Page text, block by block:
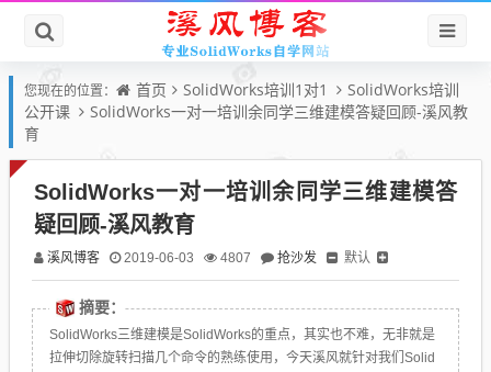
您现在的位置： 首页 SolidWorks培训1对1
SolidWorks培训
公开课
SolidWorks一对一培训余同学三维建模答疑回顾-溪风教
育
SolidWorks一对一培训余同学三维建模答
疑回顾-溪风教育
溪风博客 2019-06-03 4807 抢沙发 默认
摘要：
SolidWorks三维建模是SolidWorks的重点，其实也不难，无非就是
拉伸切除旋转扫描几个命令的熟练使用，今天溪风就针对我们Solid